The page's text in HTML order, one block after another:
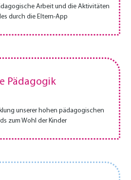
Arbeit und die Aktivitäten
durch die Eltern-App
Pädagogik
unserer hohen pädagogischen
zum Wohl der Kinder